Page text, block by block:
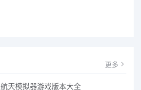
更多
航天模拟器游戏版本大全